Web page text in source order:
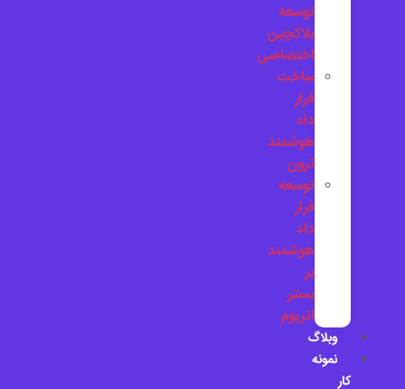
توسعه
بلاکچین
اختصاصی
ساخت
قرار
داد
هوشمند
ترون
توسعه
قرار
داد
هوشمند
بر
بستر
اتریوم
وبلاگ
نمونه
کار